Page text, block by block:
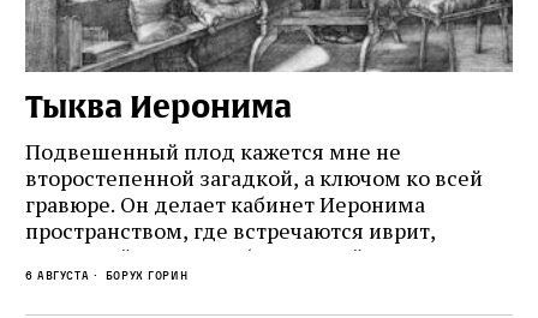
Тыква Иеронима
Подвешенный плод кажется мне не
второстепенной загадкой, а ключом ко всей
гравюре. Он делает кабинет Иеронима
пространством, где встречаются иврит,
греческий и латынь; буквальный смысл и
церковная традиция; филологическая
точность и понятность; переводчик,
6 августа Борух Горин